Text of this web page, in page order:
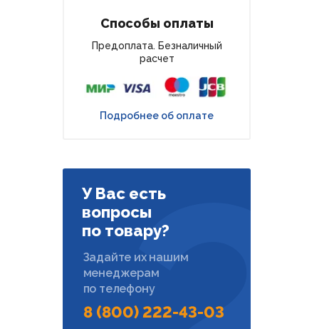
Способы оплаты
Предоплата. Безналичный
расчет
Подробнее об оплате
У Вас есть
вопросы
по товару?
Задайте их нашим
менеджерам
по телефону
8 (800) 222-43-03